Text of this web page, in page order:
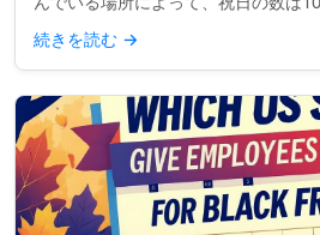
になることもあります。では、何が起
か？なぜ一部の...
続きを読む →